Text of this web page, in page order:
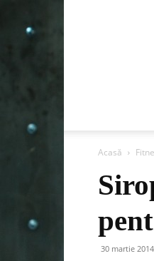
Acasă
30 martie 2014